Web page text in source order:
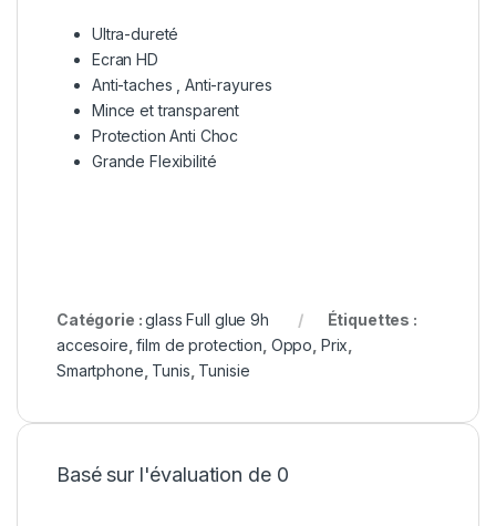
Ultra-dureté
Ecran HD
Anti-taches , Anti-rayures
Mince et transparent
Protection Anti Choc
Grande Flexibilité
Catégorie :glass Full glue 9h
Étiquettes :
accesoire ,film de protection Oppo Prix
Smartphone Tunis Tunisie
Basé sur l'évaluation de 0